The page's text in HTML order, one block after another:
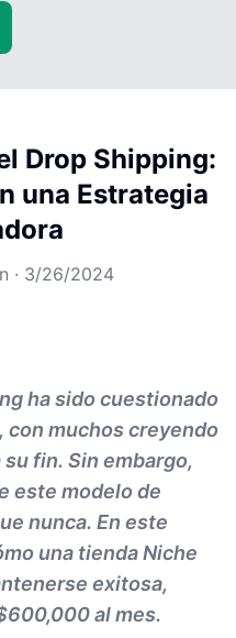
Drop Shipping:
una Estrategia
· 3/26/2024
ha sido cuestionado
con muchos creyendo
fin. Sin embargo,
este modelo de
nunca. En este
una tienda Niche
exitosa,
al mes.